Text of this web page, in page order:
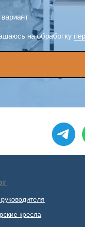
на обработку
кресла